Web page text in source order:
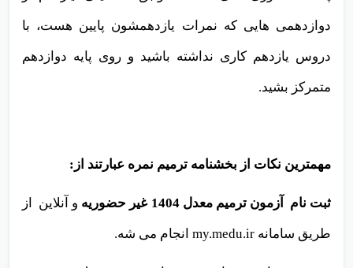
دوازدهمی هایی که نمرات یازدهمشون پایین هست، با
دروس یازدهم کاری نداشته باشید و روی پایه دوازدهم
متمرکز بشید.
مهمترین نکات از بخشنامه ترمیم نمره عبارتند از:
ثبت نام آزمون ترمیم معدل 1404 غیر حضوریه و آنلاین از
طریق سامانه my.medu.ir انجام می شه.